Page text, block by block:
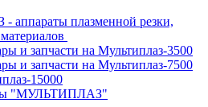
плазменной резки,
и запчасти на Мультиплаз-3500
и запчасти на Мультиплаз-7500
15000
"МУЛЬТИПЛАЗ"